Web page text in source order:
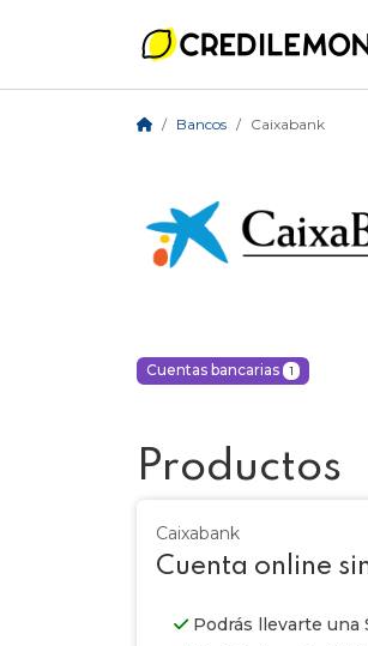
Bancos Caixabank
Cuentas bancarias 1
Productos
Caixabank
Cuenta online
Podrás llevarte una